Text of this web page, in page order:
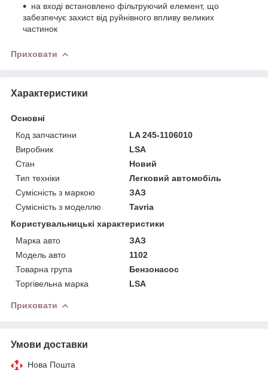
на вході встановлено фільтруючий елемент, що
забезпечує захист від руйнівного впливу великих
частинок
Приховати
Характеристики
Основні
Код запчастини
LA 245-1106010
Виробник
LSA
Стан
Новий
Тип техніки
Легковий автомобіль
Сумісність з маркою
ЗАЗ
Сумісність з моделлю
Tavria
Користувальницькі характеристики
Марка авто
ЗАЗ
Модель авто
1102
Товарна група
Бензонасос
Торгівельна марка
LSA
Приховати
Умови доставки
Нова Пошта